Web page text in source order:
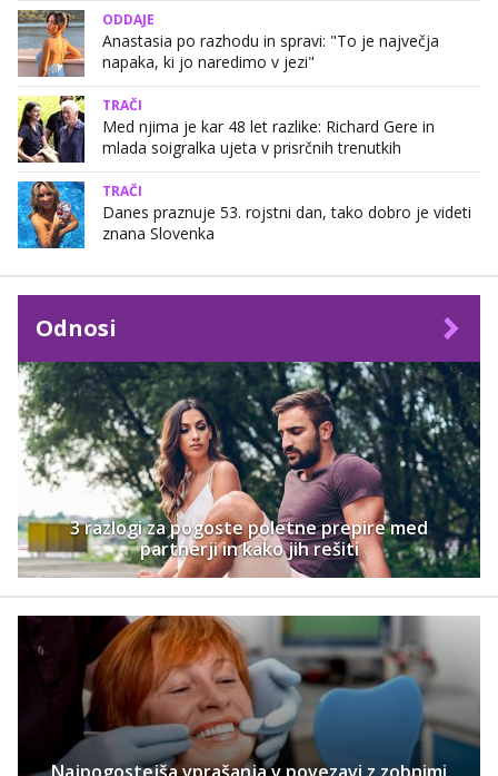
ODDAJE
Anastasia po razhodu in spravi: "To je največja
napaka, ki jo naredimo v jezi"
TRAČI
Med njima je kar 48 let razlike: Richard Gere in
mlada soigralka ujeta v prisrčnih trenutkih
TRAČI
Danes praznuje 53. rojstni dan, tako dobro je videti
znana Slovenka
Odnosi
3 razlogi za pogoste poletne prepire med
partnerji in kako jih rešiti